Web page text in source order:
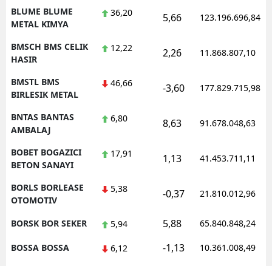
BLUME BLUME
METAL KIMYA
36,20 5,66 123.196.696,84
BMSCH BMS CELIK
HASIR
12,22 2,26 11.868.807,10
BMSTL BMS
BIRLESIK METAL
46,66 -3,60 177.829.715,98
BNTAS BANTAS
AMBALAJ
6,80 8,63 91.678.048,63
BOBET BOGAZICI
BETON SANAYI
17,91 1,13 41.453.711,11
BORLS BORLEASE
OTOMOTIV
5,38 -0,37 21.810.012,96
BORSK BOR SEKER 5,94 5,88 65.840.848,24
BOSSA BOSSA 6,12 -1,13 10.361.008,49